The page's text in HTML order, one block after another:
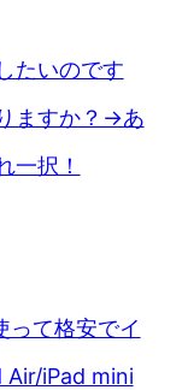
たいのです
ますか？→あ
一択！
って格安でイ
Air/iPad mini